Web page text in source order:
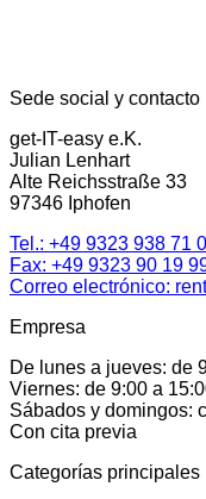
Sede social y contacto
get-IT-easy e.K.
Julian Lenhart
Alte Reichsstraße 33
97346 Iphofen
Tel.: +49 9323 938 71
Fax: +49 9323 90 19
Correo electrónico:
Empresa
De lunes a jueves: de
Viernes: de 9:00 a
Sábados y domingos:
Con cita previa
Categorías principales